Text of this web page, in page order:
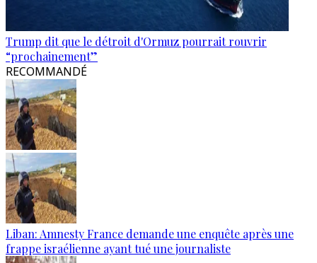
Trump dit que le détroit d'Ormuz pourrait rouvrir
“prochainement”
RECOMMANDÉ
Liban: Amnesty France demande une enquête après une
frappe israélienne ayant tué une journaliste